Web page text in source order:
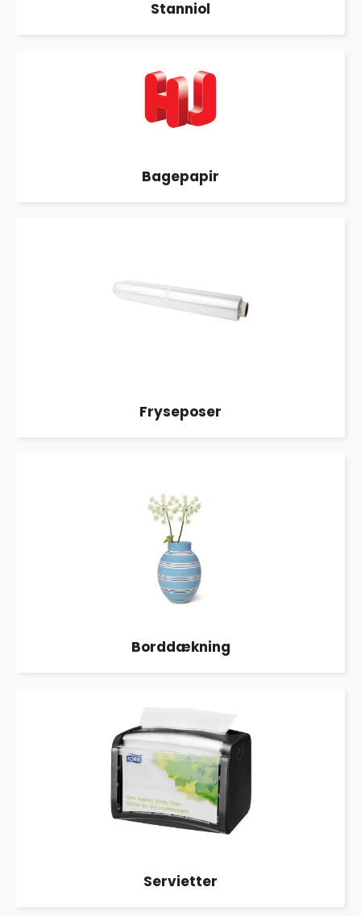
Stanniol
Bagepapir
Fryseposer
Borddækning
Servietter